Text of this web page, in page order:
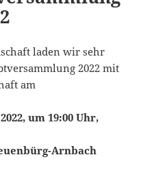
laden wir sehr
2022 mit
am
um 19:00 Uhr,
Arnbach